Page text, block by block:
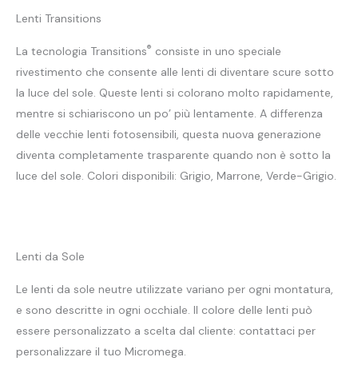
Lenti Transitions
La tecnologia Transitions® consiste in uno speciale
rivestimento che consente alle lenti di diventare scure sotto
la luce del sole. Queste lenti si colorano molto rapidamente,
mentre si schiariscono un po’ più lentamente. A differenza
delle vecchie lenti fotosensibili, questa nuova generazione
diventa completamente trasparente quando non è sotto la
luce del sole. Colori disponibili: Grigio, Marrone, Verde-Grigio.
Lenti da Sole
Le lenti da sole neutre utilizzate variano per ogni montatura,
e sono descritte in ogni occhiale. Il colore delle lenti può
essere personalizzato a scelta dal cliente: contattaci per
personalizzare il tuo Micromega.